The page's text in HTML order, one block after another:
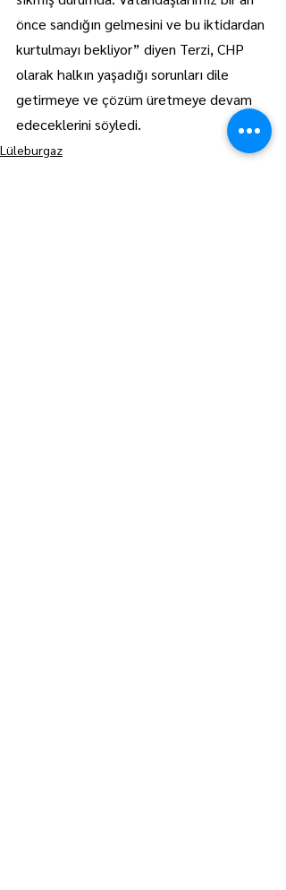
önce sandığın gelmesini ve bu iktidardan
kurtulmayı bekliyor” diyen Terzi, CHP
olarak halkın yaşadığı sorunları dile
getirmeye ve çözüm üretmeye devam
edeceklerini söyledi.
Lüleburgaz